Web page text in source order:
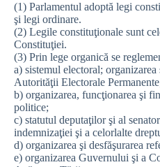
(1) Parlamentul adoptă legi
şi legi ordinare.
(2) Legile constituţionale sunt
Constituţiei.
(3) Prin lege organică se
a) sistemul electoral;
Autorităţii Electorale
b) organizarea, funcţionarea şi
politice;
c) statutul deputaţilor şi al
indemnizaţiei şi a celorlalte
d) organizarea şi desfăşurarea
e) organizarea Guvernului şi a